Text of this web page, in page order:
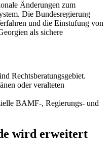
Änderungen zum
Die Bundesregierung
und die Einstufung von
als sichere
Rechtsberatungsgebiet.
oder veralteten
BAMF-, Regierungs- und
wird erweitert